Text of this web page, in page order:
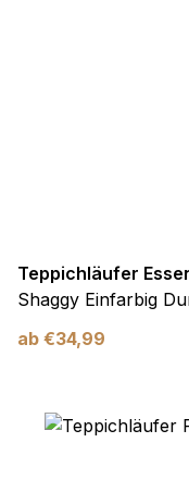
Teppichläufer
Shaggy Einfarbig
ab €34,99